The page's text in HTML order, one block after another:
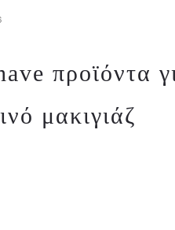
προϊόντα
μακιγιάζ